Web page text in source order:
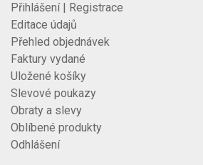
Přihlášení | Registrace
Editace údajů
Přehled objednávek
Faktury vydané
Uložené košíky
Slevové poukazy
Obraty a slevy
Oblíbené produkty
Odhlášení